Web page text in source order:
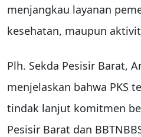
menjangkau layanan
kesehatan, maupun
Plh. Sekda Pesisir Barat,
menjelaskan bahwa PKS
tindak lanjut komitmen
Pesisir Barat dan